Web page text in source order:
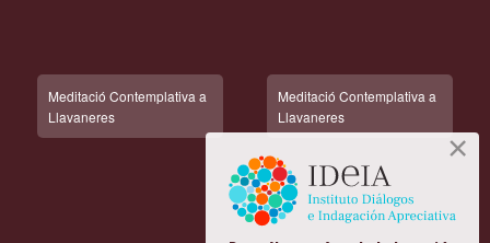
Meditació Contemplativa a
Llavaneres
Meditació Contemplativa a
Llavaneres